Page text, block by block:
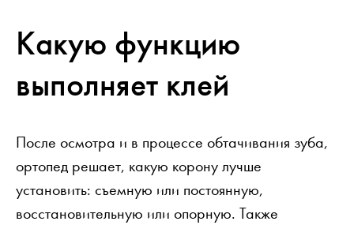
Какую функцию
выполняет клей
После осмотра и в процессе обтачивания зуба,
ортопед решает, какую корону лучше
установить: съемную или постоянную,
восстановительную или опорную. Также